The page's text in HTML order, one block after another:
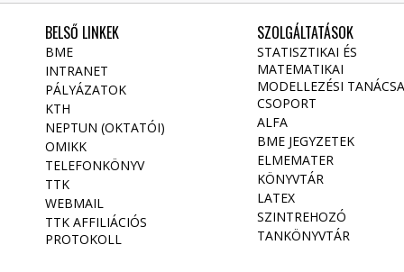
BELSŐ LINKEK
BME
INTRANET
PÁLYÁZATOK
KTH
NEPTUN (OKTATÓI)
OMIKK
TELEFONKÖNYV
TTK
WEBMAIL
TTK AFFILIÁCIÓS
PROTOKOLL
SZOLGÁLTATÁSOK
STATISZTIKAI ÉS
MATEMATIKAI
MODELLEZÉSI
CSOPORT
ALFA
BME JEGYZETEK
ELMEMATER
KÖNYVTÁR
LATEX
SZINTREHOZÓ
TANKÖNYVTÁR